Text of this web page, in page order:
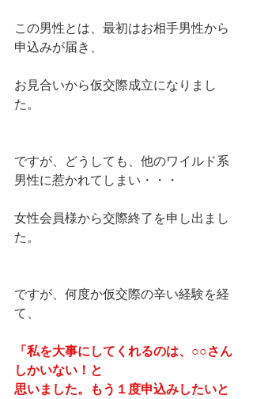
この男性とは、最初はお相手男性から
申込みが届き、
お見合いから仮交際成立になりまし
た。
ですが、どうしても、他のワイルド系
男性に惹かれてしまい・・・
女性会員様から交際終了を申し出まし
た。
ですが、何度か仮交際の辛い経験を経
て、
「私を大事にしてくれるのは、○○さん
しかいない！と
思いました。もう１度申込みしたいと